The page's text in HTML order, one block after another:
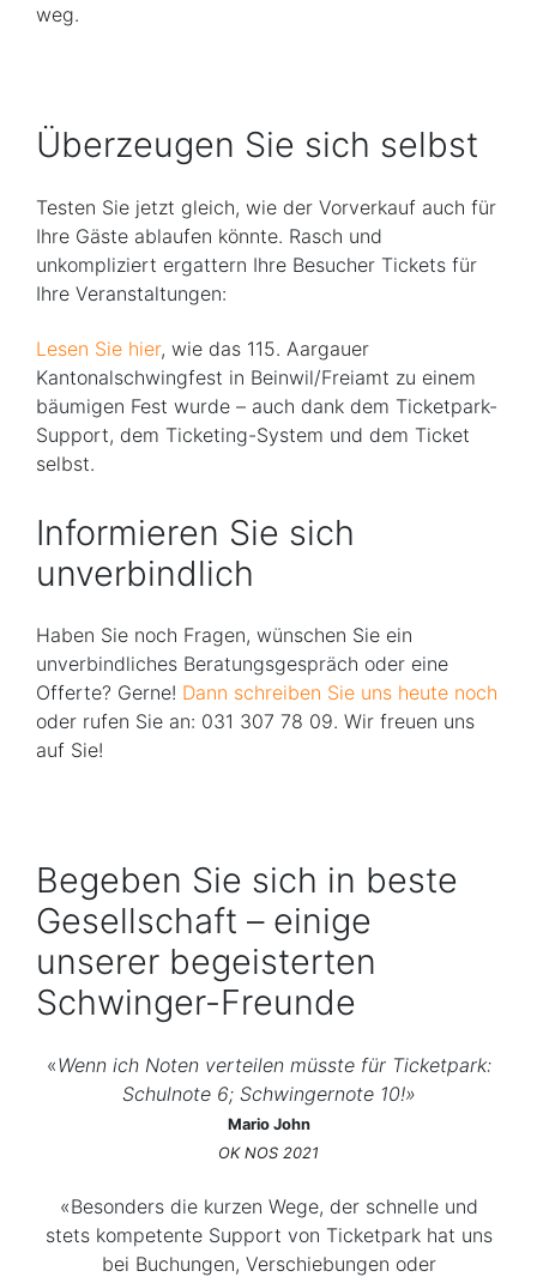
weg.
Überzeugen Sie sich selbst
Testen Sie jetzt gleich, wie der Vorverkauf auch für
Ihre Gäste ablaufen könnte. Rasch und
unkompliziert ergattern Ihre Besucher Tickets für
Ihre Veranstaltungen:
Lesen Sie hier, wie das 115. Aargauer
Kantonalschwingfest in Beinwil/Freiamt zu einem
bäumigen Fest wurde – auch dank dem Ticketpark-
Support, dem Ticketing-System und dem Ticket
selbst.
Informieren Sie sich
unverbindlich
Haben Sie noch Fragen, wünschen Sie ein
unverbindliches Beratungsgespräch oder eine
Offerte? Gerne! Dann schreiben Sie uns heute noch
oder rufen Sie an: 031 307 78 09. Wir freuen uns
auf Sie!
Begeben Sie sich in beste
Gesellschaft – einige
unserer begeisterten
Schwinger-Freunde
«Wenn ich Noten verteilen müsste für Ticketpark:
Schulnote 6; Schwingernote 10!»
Mario John
OK NOS 2021
«Besonders die kurzen Wege, der schnelle und
stets kompetente Support von Ticketpark hat uns
bei Buchungen, Verschiebungen oder